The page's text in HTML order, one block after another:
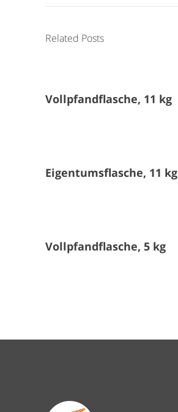
Related Posts
Vollpfandflasche, 11 kg
Eigentumsflasche, 11 kg
Vollpfandflasche, 5 kg